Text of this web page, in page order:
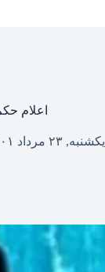
اعلام
یکشنبه, ۲۳ مرداد ۱۴۰۱ – ۱۸:۵۳